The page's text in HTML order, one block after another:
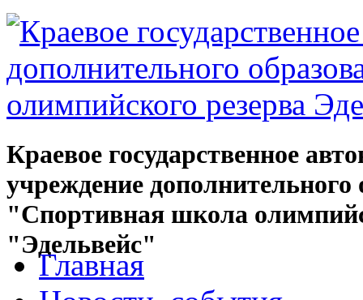
Краевое государственное
учреждение дополнительного
"Спортивная школа
"Эдельвейс"
Главная